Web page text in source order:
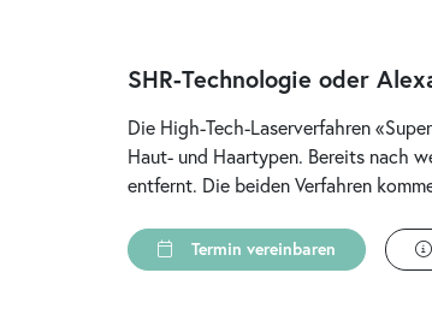
SHR-Technologie oder
Die High-Tech-Laserverfahren
Haut- und Haartypen. Bereits nach
entfernt. Die beiden Verfahren
Termin vereinbaren